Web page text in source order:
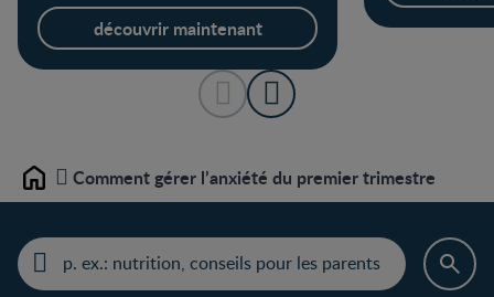
découvrir maintenant
Home Comment gérer l’anxiété du premier trimestre